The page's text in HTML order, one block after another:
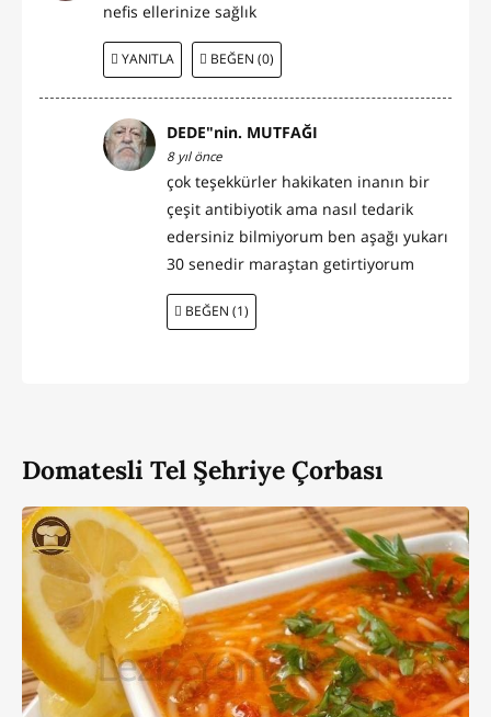
nefis ellerinize sağlık
YANITLA BEĞEN (0)
DEDE"nin. MUTFAĞI
8 yıl önce
çok teşekkürler hakikaten inanın bir
çeşit antibiyotik ama nasıl tedarik
edersiniz bilmiyorum ben aşağı yukarı
30 senedir maraştan getirtiyorum
BEĞEN (1)
Domatesli Tel Şehriye Çorbası